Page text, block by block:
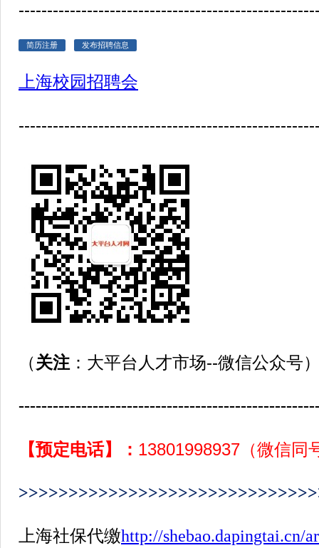
简历注册 发布招聘信息
上海校园招聘会
（关注 ：大平台人才市场--微信公众号
【预定电话】： 13801998937（微信同
上海社保代缴http://shebao.dapingtai.cn/